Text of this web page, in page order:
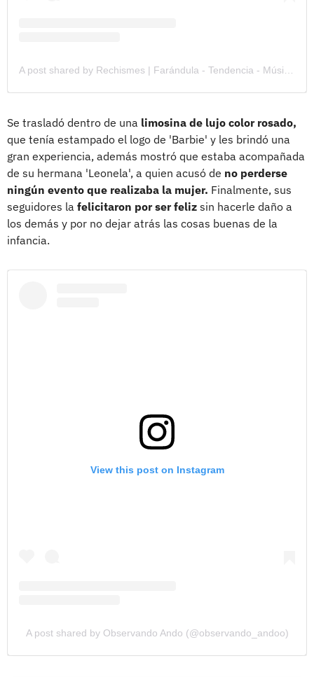
A post shared by Rechismes | Farándula - Tendencia - Música (@rechismes)
Se trasladó dentro de una limosina de lujo color rosado,
que tenía estampado el logo de 'Barbie' y les brindó una
gran experiencia, además mostró que estaba acompañada
de su hermana 'Leonela', a quien acusó de no perderse
ningún evento que realizaba la mujer. Finalmente, sus
seguidores la felicitaron por ser feliz sin hacerle daño a
los demás y por no dejar atrás las cosas buenas de la
infancia.
View this post on Instagram
A post shared by Observando Ando (@observando_andoo)